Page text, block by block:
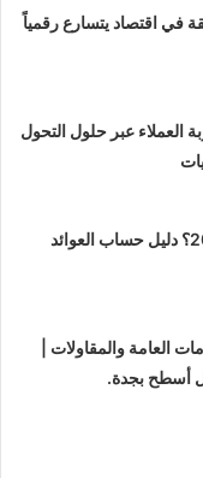
في اقتصاد يتسارع رقمياً
العملاء عبر حلول التحول
كم ربح سهم أرامكو 2026؟ دليل حساب العوائد
والمقاولات |
أسطح بجدة.